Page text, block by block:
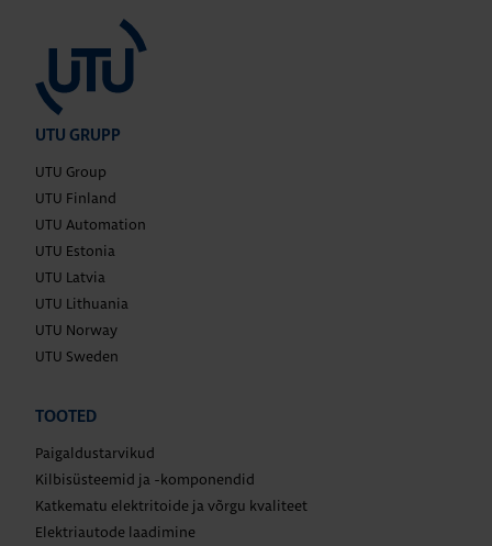
UTU GRUPP
UTU Group
UTU Finland
UTU Automation
UTU Estonia
UTU Latvia
UTU Lithuania
UTU Norway
UTU Sweden
TOOTED
Paigaldustarvikud
Kilbisüsteemid ja -komponendid
Katkematu elektritoide ja võrgu kvaliteet
Elektriautode laadimine